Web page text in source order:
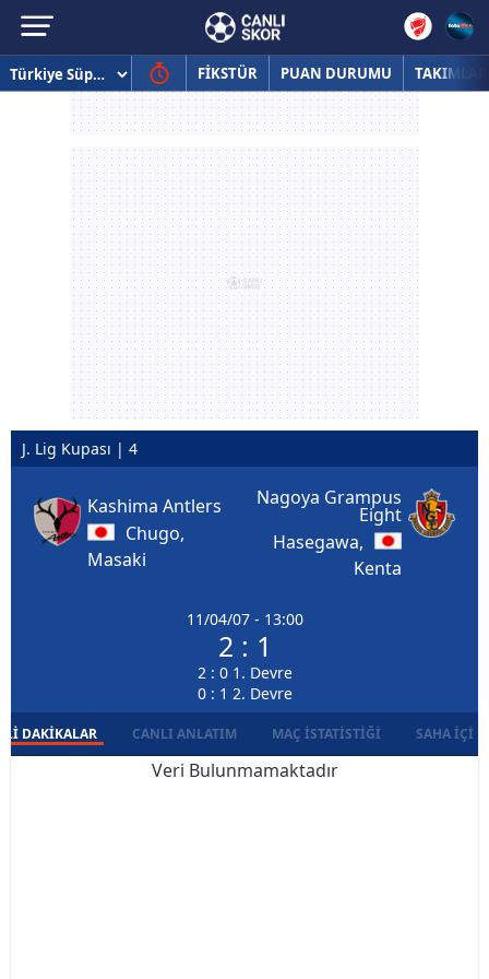
FİKSTÜR PUAN DURUMU TAKIMLAR
J. Lig Kupası | 4
Kashima Antlers
Chugo,
Masaki
11/04/07 - 13:00
2 : 1
2 : 0 1. Devre
0 : 1 2. Devre
Nagoya Grampus
Eight
Hasegawa,
Kenta
DAKIKALAR CANLI ANLATIM MAÇ İSTATISTIĞI SAHA İÇI
Veri Bulunmamaktadır